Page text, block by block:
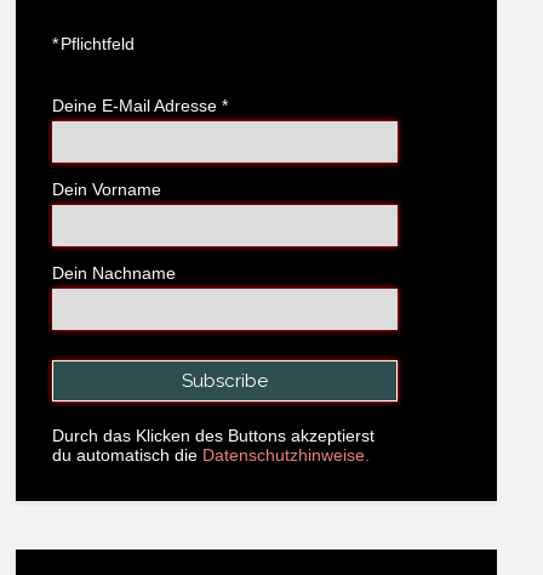
*Pflichtfeld
Deine E-Mail Adresse *
Dein Vorname
Dein Nachname
Durch das Klicken des Buttons akzeptierst
du automatisch die Datenschutzhinweise.